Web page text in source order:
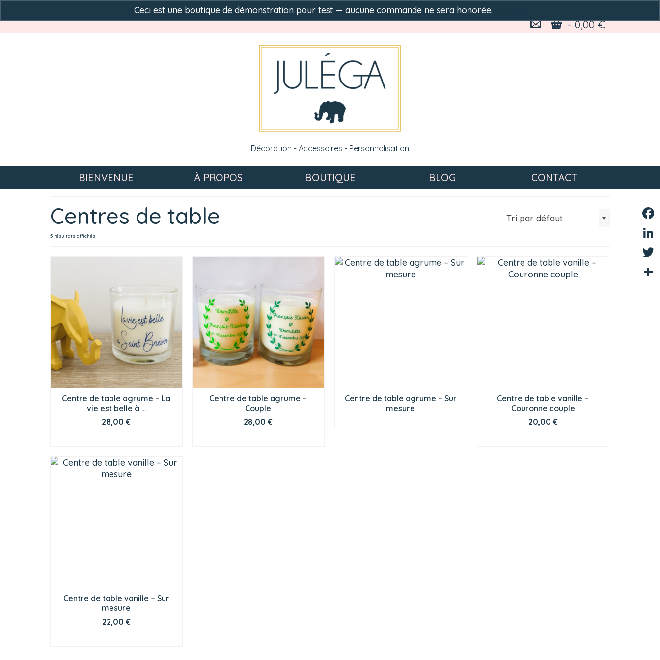
- 0,00€
Décoration - Accessoires - Personnalisation
BIENVENUE À PROPOS BOUTIQUE BLOG CONTACT
Centres de table
5 résultats affichés
Tri par défaut
Centre de table agrume – La
vie est belle à …
28,00€
Centre de table agrume –
Couple
28,00€
Centre de table agrume – Sur
mesure
Centre de table vanille –
Couronne couple
20,00 €
Centre de table vanille – Sur
mesure
22,00 €
Ceci est une boutique de démonstration pour test — aucune commande ne sera honorée.